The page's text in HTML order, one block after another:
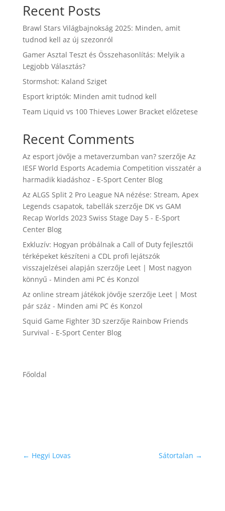
Recent Posts
Brawl Stars Világbajnokság 2025: Minden, amit
tudnod kell az új szezonról
Gamer Asztal Teszt és Összehasonlítás: Melyik a
Legjobb Választás?
Stormshot: Kaland Sziget
Esport kriptók: Minden amit tudnod kell
Team Liquid vs 100 Thieves Lower Bracket előzetese
Recent Comments
Az esport jövője a metaverzumban van?szerzője Az
IESF World Esports Academia Competition visszatér a
harmadik kiadáshoz - E-Sport Center Blog
Az ALGS Split 2 Pro League NA nézése: Stream, Apex
Legends csapatok, tabellákszerzője DK vs GAM
Recap Worlds 2023 Swiss Stage Day 5 - E-Sport
Center Blog
Exkluzív: Hogyan próbálnak a Call of Duty fejlesztői
térképeket készíteni a CDL profi lejátszók
visszajelzései alapján szerzője Leet | Most nagyon
könnyű - Minden ami PC és Konzol
Az online stream játékok jövője szerzője Leet | Most
pár száz - Minden ami PC és Konzol
Squid Game Fighter 3Dszerzője Rainbow Friends
Survival - E-Sport Center Blog
Főoldal
← Hegyi Lovas Sátortalan →